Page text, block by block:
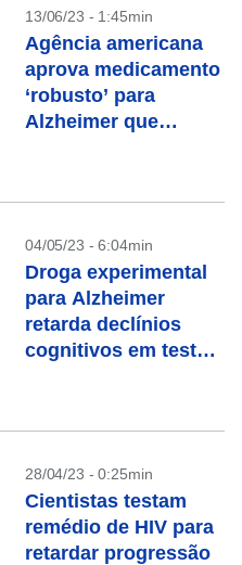
13/06/23 - 1:45min
Agência americana
aprova medicamento
‘robusto’ para
Alzheimer que
04/05/23 - 6:04min
Droga experimental
para Alzheimer
retarda declínios
cognitivos em teste,
28/04/23 - 0:25min
Cientistas testam
remédio de HIV para
retardar progressão